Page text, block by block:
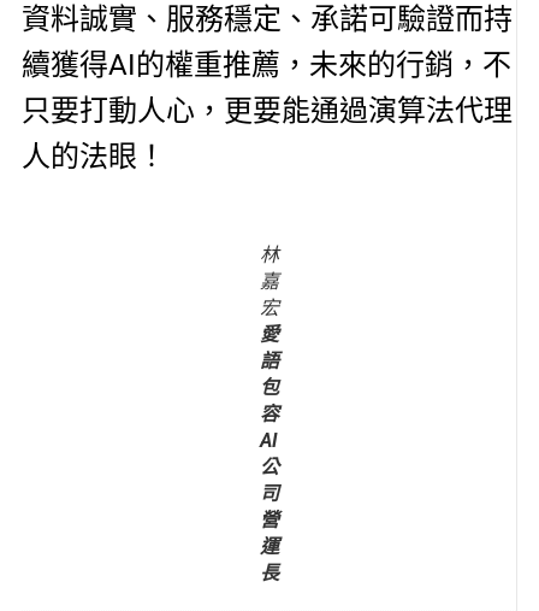
資料誠實、服務穩定、承諾可驗證而持
續獲得AI的權重推薦，未來的行銷，不
只要打動人心，更要能通過演算法代理
人的法眼！
林
嘉
宏
愛
語
包
容
AI
公
司
營
運
長